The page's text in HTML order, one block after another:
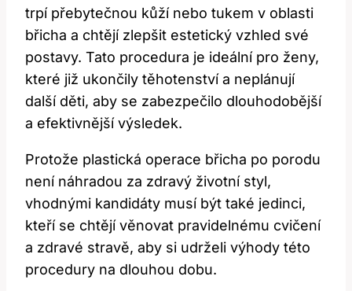
trpí přebytečnou kůží nebo tukem v oblasti
břicha a chtějí zlepšit estetický vzhled své
postavy. Tato procedura je ideální pro ženy,
které již ukončily těhotenství a neplánují
další děti, aby se zabezpečilo dlouhodobější
a efektivnější výsledek.
Protože plastická operace břicha po porodu
není náhradou za zdravý životní styl,
vhodnými kandidáty musí být také jedinci,
kteří se chtějí věnovat pravidelnému cvičení
a zdravé stravě, aby si udrželi výhody této
procedury na dlouhou dobu.